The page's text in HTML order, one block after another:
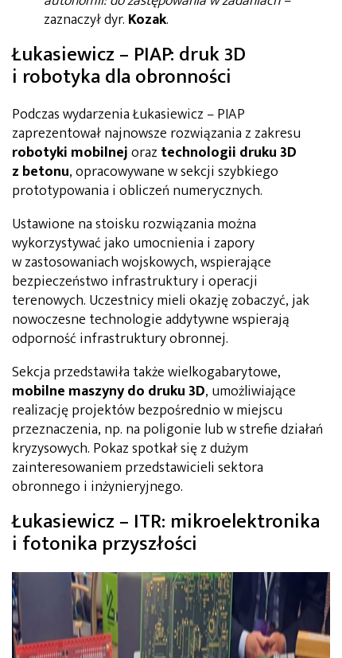
zaznaczył dyr. Kozak.
Łukasiewicz – PIAP: druk 3D
i robotyka dla obronności
Podczas wydarzenia Łukasiewicz – PIAP
zaprezentował najnowsze rozwiązania z zakresu
robotyki mobilnejoraz technologii druku 3D
z betonu, opracowywane w sekcji szybkiego
prototypowania i obliczeń numerycznych.
Ustawione na stoisku rozwiązania można
wykorzystywać jako umocnienia i zapory
w zastosowaniach wojskowych, wspierające
bezpieczeństwo infrastruktury i operacji
terenowych. Uczestnicy mieli okazję zobaczyć, jak
nowoczesne technologie addytywne wspierają
odporność infrastruktury obronnej.
Sekcja przedstawiła także wielkogabarytowe,
mobilne maszyny do druku 3D, umożliwiające
realizację projektów bezpośrednio w miejscu
przeznaczenia, np. na poligonie lub w strefie działań
kryzysowych. Pokaz spotkał się z dużym
zainteresowaniem przedstawicieli sektora
obronnego i inżynieryjnego.
Łukasiewicz – ITR: mikroelektronika
i fotonika przyszłości